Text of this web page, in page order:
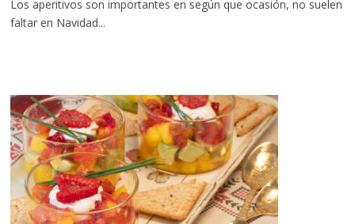
Los aperitivos son importantes en según que ocasión, no suelen
faltar en Navidad...